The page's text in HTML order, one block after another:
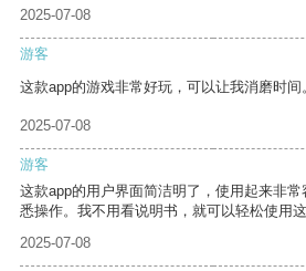
2025-07-08
游客
这款app的游戏非常好玩，可以让我消磨时间
2025-07-08
游客
这款app的用户界面简洁明了，使用起来非
悉操作。我不用看说明书，就可以轻松使用这
2025-07-08